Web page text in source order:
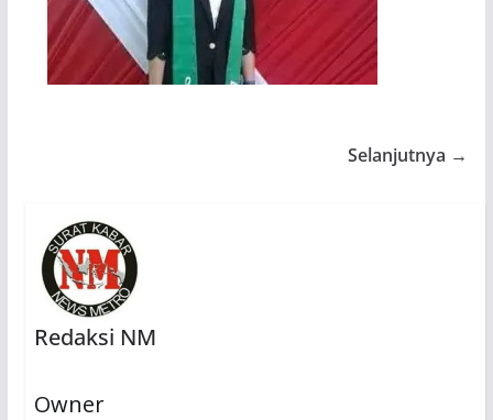
Selanjutnya →
Redaksi NM
Owner